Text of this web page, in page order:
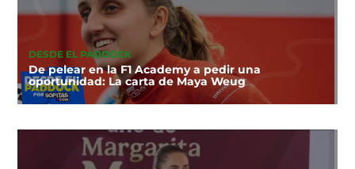
DESDE EL PADDOCK
De pelear en la F1 Academy a pedir una
oportunidad: La carta de Maya Weug